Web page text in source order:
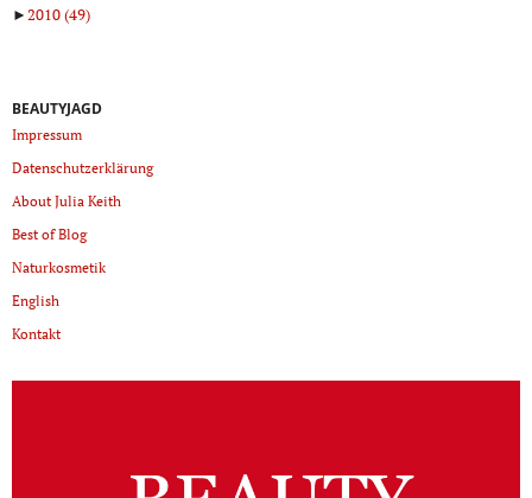
►2010(49)
BEAUTYJAGD
Impressum
Datenschutzerklärung
About Julia Keith
Best of Blog
Naturkosmetik
English
Kontakt